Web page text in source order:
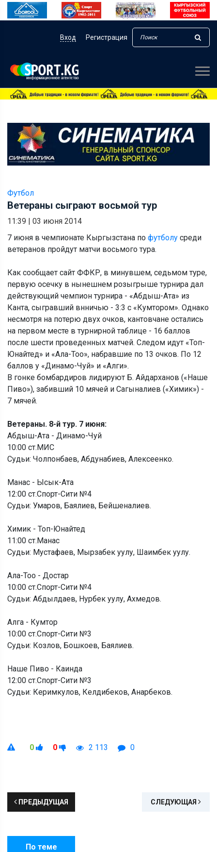
Вход Регистрация
Футбол
Ветераны сыграют восьмой тур
11:39 | 03 июня 2014
7 июня в чемпионате Кыргызстана по футболу среди
ветеранов пройдут матчи восьмого тура.
Как сообщает сайт ФФКР, в минувшем, седьмом туре,
первую осечку в нынешнем розыгрыше турнира дал
действующий чемпион турнира - «Абдыш-Ата» из
Канта, сыгравший внничью - 3:3 с «Кумтором». Однако
несмотря на потерю двух очков, кантовчане остались
на первом месте в турнирной таблице - 16 баллов
после шести проведенных матчей. Следом идут «Топ-
Юнайтед» и «Ала-Тоо», набравшие по 13 очков. По 12
баллов у «Динамо-Чуй» и «Алги».
В гонке бомбардиров лидируют Б. Айдарханов («Наше
Пиво»), забивший 10 мячей и Сагыналиев («Химик») -
7 мячей.
Ветераны. 8-й тур. 7 июня:
Абдыш-Ата - Динамо-Чуй
10:00 ст.МИС
Судьи: Чолпонбаев, Абдунабиев, Алексеенко.
Манас - Ысык-Ата
12:00 ст.Спорт-Сити №4
Судьи: Умаров, Баялиев, Бейшеналиев.
Химик - Топ-Юнайтед
11:00 ст.Манас
Судьи: Мустафаев, Мырзабек уулу, Шаимбек уулу.
Ала-Тоо - Достар
10:00 ст.Спорт-Сити №4
Судьи: Абдылдаев, Нурбек уулу, Ахмедов.
Алга - Кумтор
10:00 ст.Спорт-Сити №3
Судьи: Козлов, Бошкоев, Баялиев.
Наше Пиво - Каинда
12:00 ст.Спорт-Сити №3
Судьи: Керимкулов, Келдибеков, Анарбеков.
0 0 2 113 0
ПРЕДЫДУЩАЯ СЛЕДУЮЩАЯ
По теме